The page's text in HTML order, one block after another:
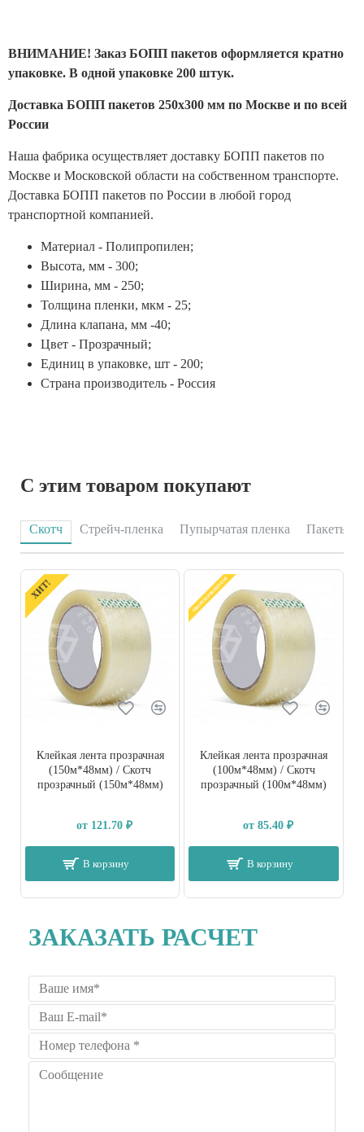
ВНИМАНИЕ! Заказ БОПП пакетов оформляется кратно
упаковке. В одной упаковке 200 штук.
Доставка БОПП пакетов 250х300 мм по Москве и по всей
России
Наша фабрика осуществляет доставку БОПП пакетов по
Москве и Московской области на собственном транспорте.
Доставка БОПП пакетов по России в любой город
транспортной компанией.
Материал - Полипропилен;
Высота, мм - 300;
Ширина, мм - 250;
Толщина пленки, мкм - 25;
Длина клапана, мм -40;
Цвет - Прозрачный;
Единиц в упаковке, шт - 200;
Страна производитель - Россия
С этим товаром покупают
Скотч Стрейч-пленка Пупырчатая пленка Пакеты
ХИТ!
Клейкая лента прозрачная
(150м*48мм) / Скотч
прозрачный (150м*48мм)
от 121.70 ₽
В корзину
МЫ РЕКОМЕНДУЕМ!
Клейкая лента прозрачная
(100м*48мм) / Скотч
прозрачный (100м*48мм)
от 85.40 ₽
В корзину
ЗАКАЗАТЬ РАСЧЕТ